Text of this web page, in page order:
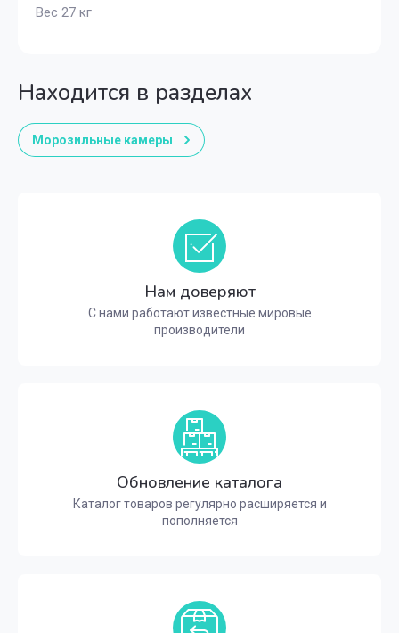
Вес 27 кг
Находится в разделах
Морозильные камеры
Нам доверяют
С нами работают известные мировые
производители
Обновление каталога
Каталог товаров регулярно расширяется и
пополняется